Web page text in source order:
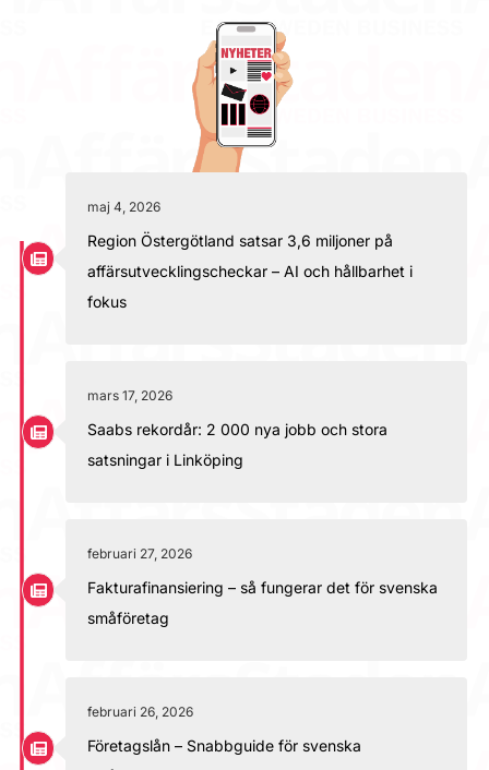
maj 4, 2026
Region Östergötland satsar 3,6 miljoner på
affärsutvecklingscheckar – AI och hållbarhet i
fokus
mars 17, 2026
Saabs rekordår: 2 000 nya jobb och stora
satsningar i Linköping
februari 27, 2026
Fakturafinansiering – så fungerar det för svenska
småföretag
februari 26, 2026
Företagslån – Snabbguide för svenska